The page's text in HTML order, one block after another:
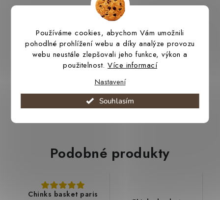
Používáme cookies, abychom Vám umožnili
pohodlné prohlížení webu a díky analýze provozu
webu neustále zlepšovali jeho funkce, výkon a
použitelnost. Více informací
Nastavení
Souhlasím
Výroba 2-3 týdny
4 650 Kč
Podobné produkty
Chinks basket paris